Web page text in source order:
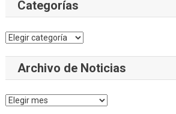
Categorías
Categorías
Archivo de Noticias
Archivo